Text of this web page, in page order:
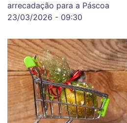
arrecadação para a Páscoa
23/03/2026 - 09:30